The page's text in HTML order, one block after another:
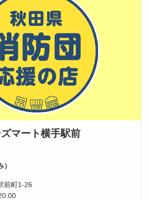
マート横手駅前
前町1-26